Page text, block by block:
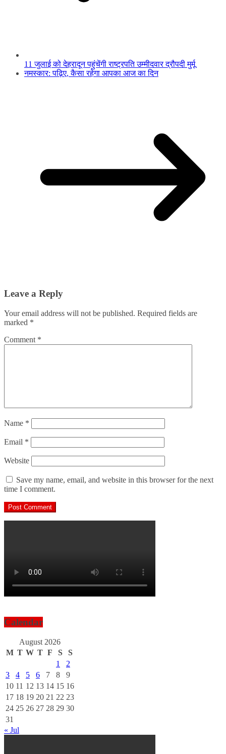
11 जुलाई को देहरादून पहुंचेंगी राष्ट्रपति उम्मीदवार द्रौपदी मुर्मू
नमस्कार: पढ़िए, कैसा रहेगा आपका आज का दिन
Leave a Reply
Your email address will not be published. Required fields are
marked *
Comment *
Name *
Email *
Website
Save my name, email, and website in this browser for the next
time I comment.
Calendar
August 2026
M T W T F S
S
1
2
3
4 5 6 7 8
9
10 11 12 13 14 15 16
17 18 19 20 21 22 23
24 25 26 27 28 29 30
31
« Jul